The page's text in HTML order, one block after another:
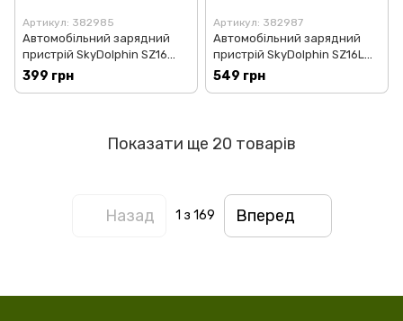
Артикул: 382985
Автомобільний зарядний
пристрій SkyDolphin SZ16
PD+QC3.0 (2USB, 3.1A) Black
(AZP-000090)
399 грн
Артикул: 382987
Автомобільний зарядний
пристрій SkyDolphin SZ16L
PD+QC3.0 (2USB, 3.1A) Black
(AZP-000088) + кабель
549 грн
Показати ще 20 товарів
Назад 1 з 169 Вперед